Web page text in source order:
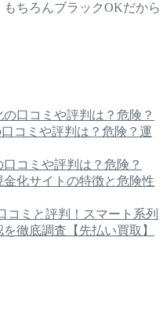
ちろんブラックOKだから
口コミや評判は？危険？
コミや評判は？危険？運
コミや評判は？危険？
金化サイトの特徴と危険性
コミと評判！スマート系列
徹底調査【先払い買取】